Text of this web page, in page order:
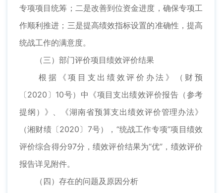
专项项目统筹；二是改善到位资金进度，确保专项工
作顺利推进；三是提高绩效指标设置的准确性，提高
统战工作的满意度。
（三）部门评价项目绩效评价结果
根据《项目支出绩效评价办法》（财预
〔2020〕10号）中《项目支出绩效评价报告（参考
提纲）》、《湖南省预算支出绩效评价管理办法》
（湘财绩〔2020〕7号），“统战工作专项”项目绩效
评价综合得分97分，绩效评价结果为“优”，绩效评价
报告详见附件。
（四）存在的问题及原因分析